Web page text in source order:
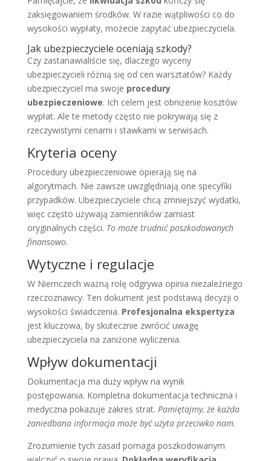
zaksięgowaniem środków. W razie wątpliwości co do
wysokości wypłaty, możecie zapytać ubezpieczyciela.
Jak ubezpieczyciele oceniają szkody?
Czy zastanawialiście się, dlaczego wyceny
ubezpieczycieli różnią się od cen warsztatów? Każdy
ubezpieczyciel ma swoje procedury
ubezpieczeniowe. Ich celem jest obniżenie kosztów
wypłat. Ale te metody często nie pokrywają się z
rzeczywistymi cenami i stawkami w serwisach.
Kryteria oceny
Procedury ubezpieczeniowe opierają się na
algorytmach. Nie zawsze uwzględniają one specyfiki
przypadków. Ubezpieczyciele chcą zmniejszyć wydatki,
więc często używają zamienników zamiast
oryginalnych części. To może trudnić poszkodowanych
finansowo.
Wytyczne i regulacje
W Niemczech ważną rolę odgrywa opinia niezależnego
rzeczoznawcy. Ten dokument jest podstawą decyzji o
wysokości świadczenia. Profesjonalna ekspertyza
jest kluczowa, by skutecznie zwrócić uwagę
ubezpieczyciela na zaniżone wyliczenia.
Wpływ dokumentacji
Dokumentacja ma duży wpływ na wynik
postępowania. Kompletna dokumentacja techniczna i
medyczna pokazuje zakres strat. Pamiętajmy, że każda
zaniedbana informacja może być użyta przeciwko nam.
Zrozumienie tych zasad pomaga poszkodowanym